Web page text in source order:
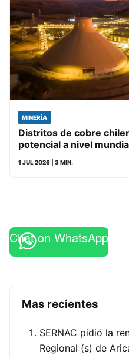
MINERÍA
Distritos de cobre
potencial a nivel
1 JUL 2026 | 3 MIN.
Chat on WhatsApp
Mas recientes
SERNAC pidió la
Regional (s) de